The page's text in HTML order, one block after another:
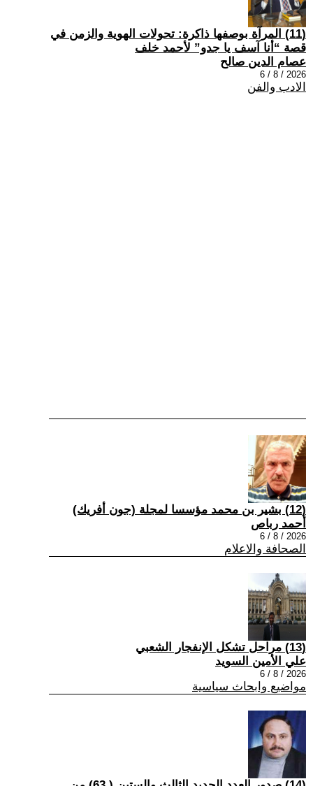
(11) المرآة بوصفها ذاكرة: تحولات الهوية والزمن في
قصة “أنا آسف يا جدو” لأحمد خلف
عصام الدين صالح
2026 / 8 / 6
الادب والفن
(12) بشير بن محمد مؤسسا لمجلة (جون أفريك)
أحمد رباص
2026 / 8 / 6
الصحافة والاعلام
(13) مراحل تشكل الإنفجار الشعبي
علي الأمين السويد
2026 / 8 / 6
مواضيع وابحاث سياسية